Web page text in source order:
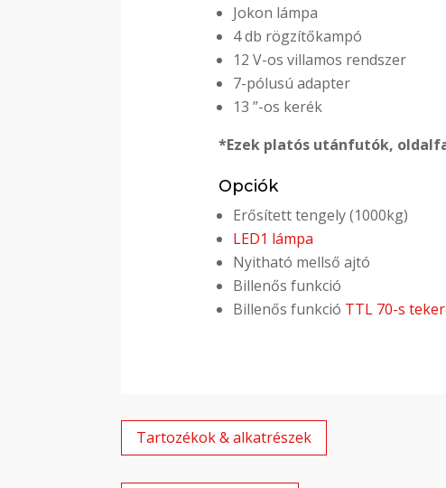
Jokon lámpa
4 db rögzítőkampó
12 V-os villamos rendszer
7-pólusú adapter
13 ”-os kerék
*Ezek platós utánfutók,
Opciók
Erősített tengely (1000kg)
LED1 lámpa
Nyitható mellső ajtó
Billenős funkció
Billenős funkció TTL 70-s
Tartozékok & alkatrészek